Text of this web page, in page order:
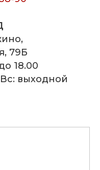
79Б
18.00
Вс: выходной